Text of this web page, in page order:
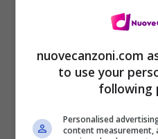
urlando “Qual’è lo
E ogni volta che
sua faccia diventava
Nonostante abbia
Ma quando lo vedi a
nuovecanzoni.com
to use your
following
Personalised
content measurement,